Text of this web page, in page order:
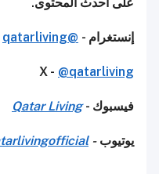
إنستغرام - @qatarliving
X - @qatarliving
فيسبوك -Qatar Living
يوتيوب-